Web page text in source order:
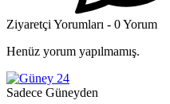
Ziyaretçi Yorumları - 0 Yorum
Henüz yorum yapılmamış.
Sadece Güneyden